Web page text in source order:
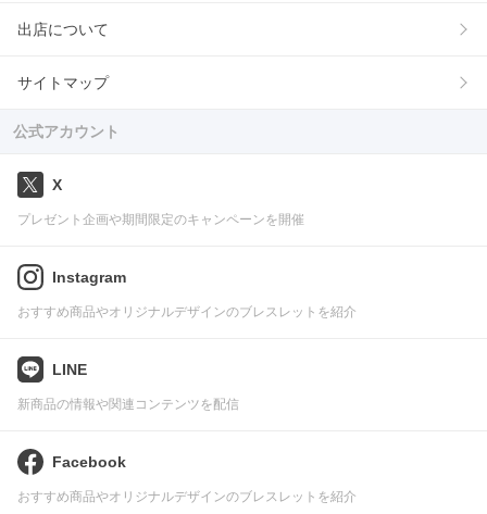
出店について
サイトマップ
公式アカウント
X
プレゼント企画や期間限定のキャンペーンを開催
Instagram
おすすめ商品やオリジナルデザインのブレスレットを紹介
LINE
新商品の情報や関連コンテンツを配信
Facebook
おすすめ商品やオリジナルデザインのブレスレットを紹介